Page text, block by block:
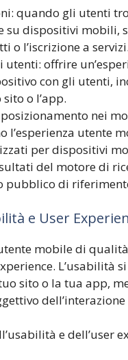
quando gli utenti
su dispositivi mobili,
o l’iscrizione a servizi.
utenti: offrire
con gli utenti,
o l’app.
nei
l’esperienza utente
per dispositivi
del motore di
pubblico di
e User
mobile di
sito o la tua app,
e dell’user